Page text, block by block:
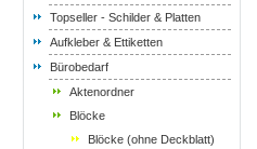
Topseller - Schilder & Platten
Aufkleber & Ettiketten
Bürobedarf
Aktenordner
Blöcke
Blöcke (ohne Deckblatt)